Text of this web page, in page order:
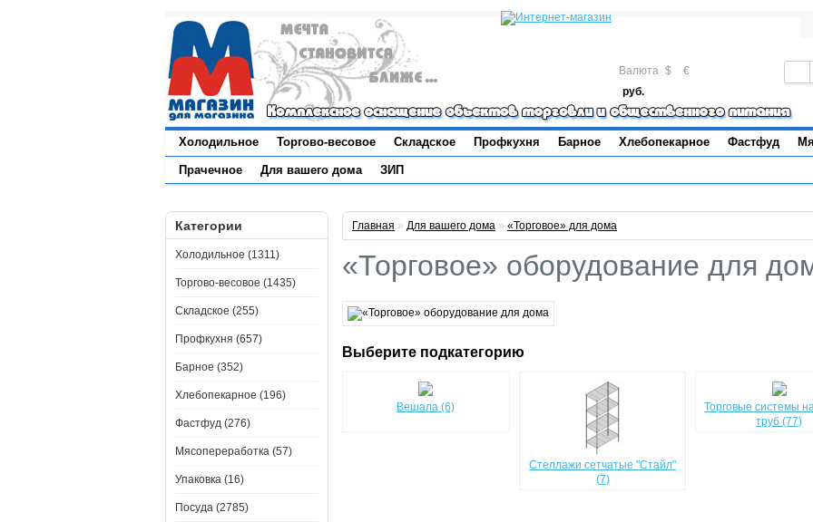
Валюта $
€
руб.
Холодильное Торгово-весовое Складское Профкухня Барное Хлебопекарное Фастфуд
Прачечное Для вашего дома ЗИП
Категории
Холодильное (1311)
Торгово-весовое (1435)
Складское (255)
Профкухня (657)
Барное (352)
Хлебопекарное (196)
Фастфуд (276)
Мясопереработка (57)
Упаковка (16)
Посуда (2785)
Главная » Для вашего дома » «Торговое» для дома
«Торговое» оборудование для
Выберите подкатегорию
Вешала (6)
Стеллажи сетчатые "Стайл"
(7)
Торговые системы
труб (77)